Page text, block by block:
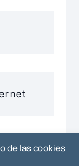
de las cookies